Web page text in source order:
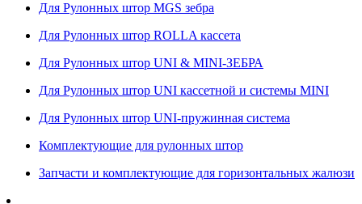
Для Рулонных штор MGS зебра
Для Рулонных штор ROLLA кассета
Для Рулонных штор UNI & MINI-ЗЕБРА
Для Рулонных штор UNI кассетной и системы MINI
Для Рулонных штор UNI-пружинная система
Комплектующие для рулонных штор
Запчасти и комплектующие для горизонтальных жалюзи